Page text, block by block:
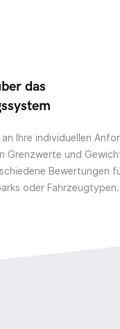
das
Ihre individuellen
Grenzwerte und
Bewertungen
oder Fahrzeugtypen.